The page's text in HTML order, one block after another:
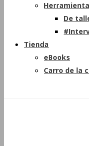
De
Tienda
eBooks
Carro de la